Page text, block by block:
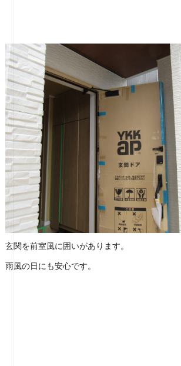
玄関を前室風に囲いがあります。
雨風の日にも安心です。